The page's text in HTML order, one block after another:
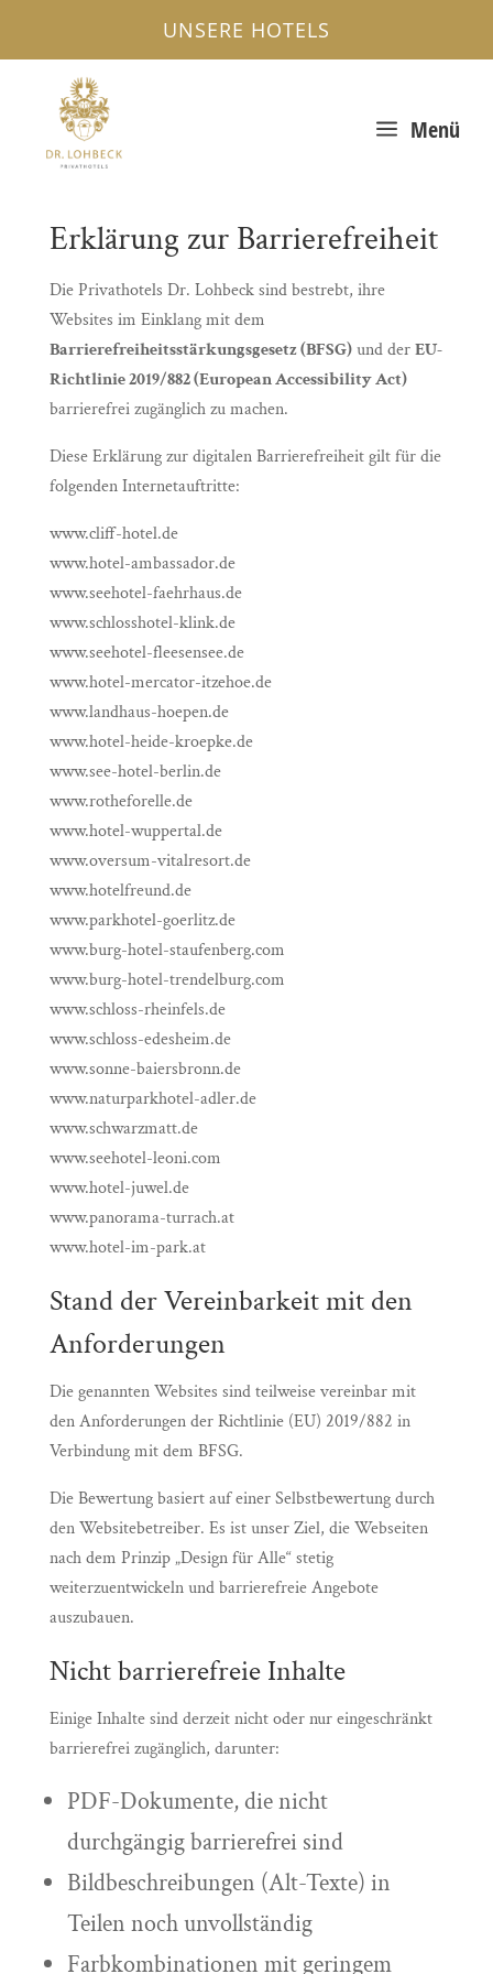
a Menü
UNSERE HOTELS
Erklärung zur Barrierefreiheit
Die Privathotels Dr. Lohbeck sind bestrebt, ihre
Websites im Einklang mit dem
Barrierefreiheitsstärkungsgesetz (BFSG)und derEU-
Richtlinie 2019/882 (European Accessibility Act)
barrierefrei zugänglich zu machen.
Diese Erklärung zur digitalen Barrierefreiheit gilt für die
folgenden Internetauftritte:
www.cliff-hotel.de
www.hotel-ambassador.de
www.seehotel-faehrhaus.de
www.schlosshotel-klink.de
www.seehotel-fleesensee.de
www.hotel-mercator-itzehoe.de
www.landhaus-hoepen.de
www.hotel-heide-kroepke.de
www.see-hotel-berlin.de
www.rotheforelle.de
www.hotel-wuppertal.de
www.oversum-vitalresort.de
www.hotelfreund.de
www.parkhotel-goerlitz.de
www.burg-hotel-staufenberg.com
www.burg-hotel-trendelburg.com
www.schloss-rheinfels.de
www.schloss-edesheim.de
www.sonne-baiersbronn.de
www.naturparkhotel-adler.de
www.schwarzmatt.de
www.seehotel-leoni.com
www.hotel-juwel.de
www.panorama-turrach.at
www.hotel-im-park.at
Stand der Vereinbarkeit mit den
Anforderungen
Die genannten Websites sind teilweise vereinbar mit
den Anforderungen der Richtlinie (EU) 2019/882 in
Verbindung mit dem BFSG.
Die Bewertung basiert auf einer Selbstbewertung durch
den Websitebetreiber. Es ist unser Ziel, die Webseiten
nach dem Prinzip „Design für Alle“ stetig
weiterzuentwickeln und barrierefreie Angebote
auszubauen.
Nicht barrierefreie Inhalte
Einige Inhalte sind derzeit nicht oder nur eingeschränkt
barrierefrei zugänglich, darunter:
PDF-Dokumente, die nicht
durchgängig barrierefrei sind
Bildbeschreibungen (Alt-Texte) in
Teilen noch unvollständig
Farbkombinationen mit geringem